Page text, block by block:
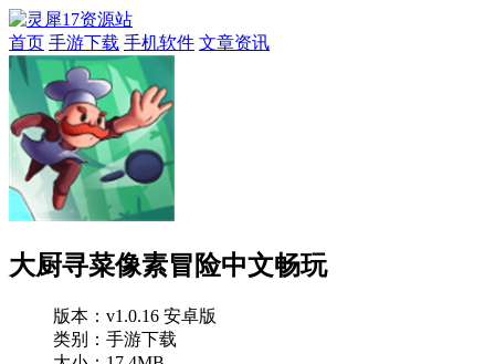
首页 手游下载 手机软件 文章资讯
大厨寻菜像素冒险中文畅玩
版本： v1.0.16 安卓版
类别：手游下载